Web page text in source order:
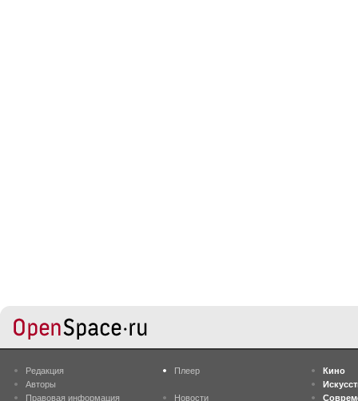
Редакция
Авторы
Правовая информация
Плеер
Новости
Кино